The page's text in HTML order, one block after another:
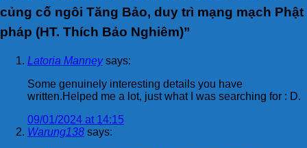
củng cố ngôi Tăng Bảo, duy trì mạng mạch Phật
pháp (HT. Thích Bảo Nghiêm)”
Latoria Manney says:
Some genuinely interesting details you have
written.Helped me a lot, just what I was searching for : D.
09/01/2024 at 14:15
Warung138 says: